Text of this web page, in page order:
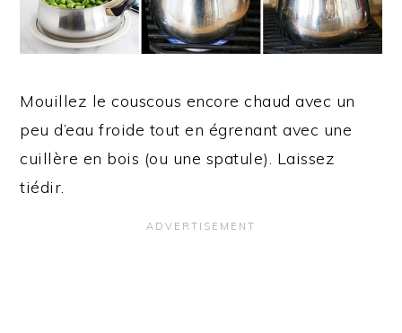
Mouillez le couscous encore chaud avec un
peu d’eau froide tout en égrenant avec une
cuillère en bois (ou une spatule). Laissez
tiédir.